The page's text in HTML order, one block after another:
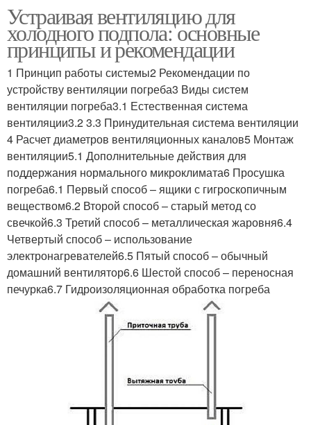
Вытяжная вентиляция
вентиляция
Устраивая вентиляцию для
холодного подпола: основные
принципы и рекомендации
1 Принцип работы системы2 Рекомендации по
устройству вентиляции погреба3 Виды систем
вентиляции погреба3.1 Естественная система
вентиляции3.2 3.3 Принудительная система вентиляции
4 Расчет диаметров вентиляционных каналов5 Монтаж
вентиляции5.1 Дополнительные действия для
поддержания нормального микроклимата6 Просушка
погреба6.1 Первый способ – ящики с гигроскопичным
веществом6.2 Второй способ – старый метод со
свечкой6.3 Третий способ – металлическая жаровня6.4
Четвертый способ – использование
электронагревателей6.5 Пятый способ – обычный
домашний вентилятор6.6 Шестой способ – переносная
печурка6.7 Гидроизоляционная обработка погреба